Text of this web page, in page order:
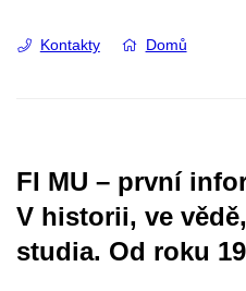
Kontakty Domů
FI MU – první
V historii, ve
studia. Od roku